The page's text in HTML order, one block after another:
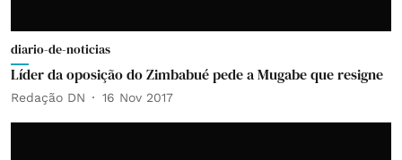
diario-de-noticias
Líder da oposição do Zimbabué pede a Mugabe que resigne
Redação DN 16 Nov 2017